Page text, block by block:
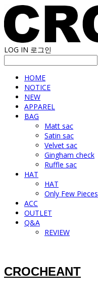
LOG IN 로그인
HOME
NOTICE
NEW
APPAREL
BAG
Matt sac
Satin sac
Velvet sac
Gingham check
Ruffle sac
HAT
HAT
Only Few Pieces
ACC
OUTLET
Q&A
REVIEW
CROCHEANT